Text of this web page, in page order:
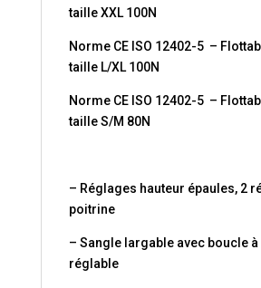
taille XXL 100N
Norme CE ISO 12402-5 –
taille L/XL 100N
Norme CE ISO 12402-5 –
taille S/M 80N
– Réglages hauteur épaules, 2
poitrine
– Sangle largable avec boucle
réglable